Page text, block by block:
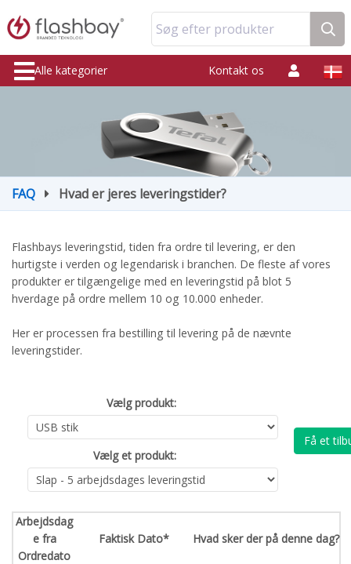
Søg efter produkter
Alle kategorier Kontakt os
FAQ Hvad er jeres leveringstider?
Flashbays leveringstid, tiden fra ordre til levering, er den
hurtigste i verden og legendarisk i branchen. De fleste af vores
produkter er tilgængelige med en leveringstid på blot 5
hverdage på ordre mellem 10 og 10.000 enheder.
Her er processen fra bestilling til levering på de nævnte
leveringstider.
Vælg produkt:
Vælg et produkt:
Få et
Arbejdsdag
e fra
Ordredato
Faktisk Dato* Hvad sker der på denne dag?